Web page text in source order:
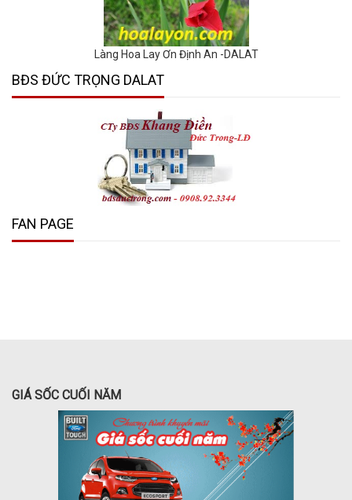
Làng Hoa Lay Ơn Định An -DALAT
BĐS ĐỨC TRỌNG DALAT
FAN PAGE
GIÁ SỐC CUỐI NĂM